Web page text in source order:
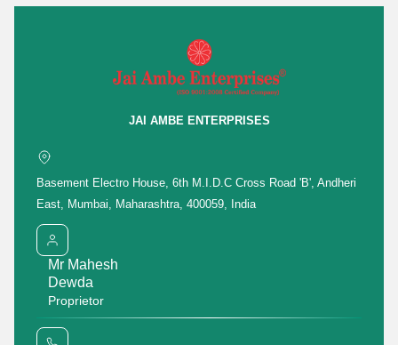
Share a Quick Message with us
Get Price List Discuss Requirement
Enter Buying Requirement Details
JAI AMBE ENTERPRISES
Basement Electro House, 6th M.I.D.C Cross Road 'B', Andheri
East, Mumbai, Maharashtra, 400059, India
Mr Mahesh
Dewda
Proprietor